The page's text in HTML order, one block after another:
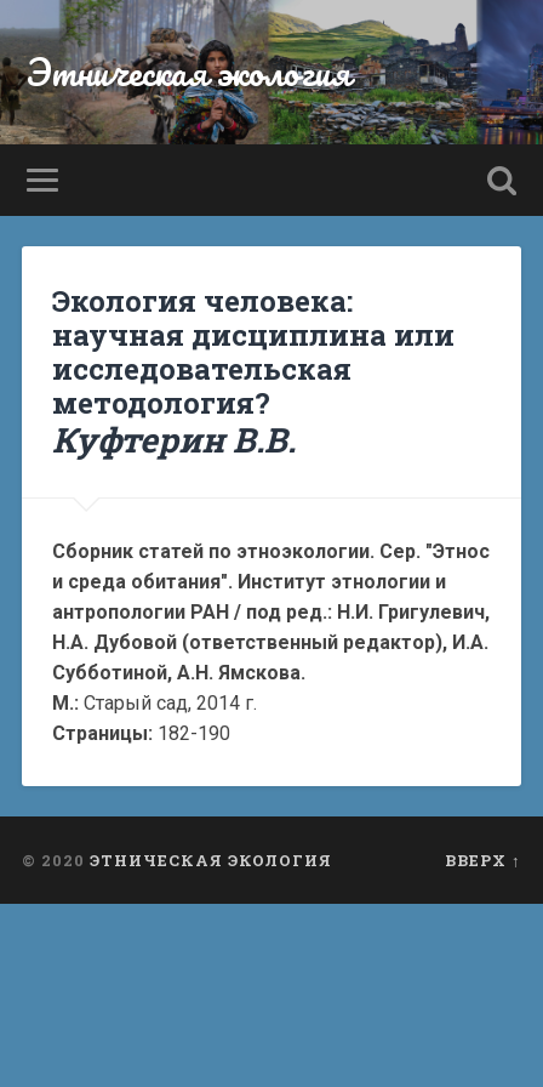
Этническая экология
Экология человека:
научная дисциплина или
исследовательская
методология?
Куфтерин В.В.
Сборник статей по этноэкологии. Сер. "Этнос
и среда обитания". Институт этнологии и
антропологии РАН / под ред.: Н.И. Григулевич,
Н.А. Дубовой (ответственный редактор), И.А.
Субботиной, А.Н. Ямскова.
М.: Старый сад, 2014 г.
Страницы: 182-190
© 2020 ЭТНИЧЕСКАЯ ЭКОЛОГИЯ ВВЕРХ ↑